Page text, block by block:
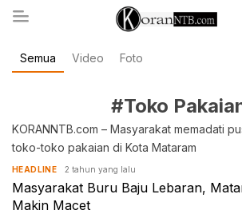
koranntb.com
Semua Video Foto
#Toko
KORANNTB.com – Masyarakat memadati
toko-toko pakaian di Kota Mataram
HEADLINE 2 tahun yang lalu
Masyarakat Buru Baju Lebaran,
Makin Macet